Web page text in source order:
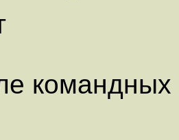
командных